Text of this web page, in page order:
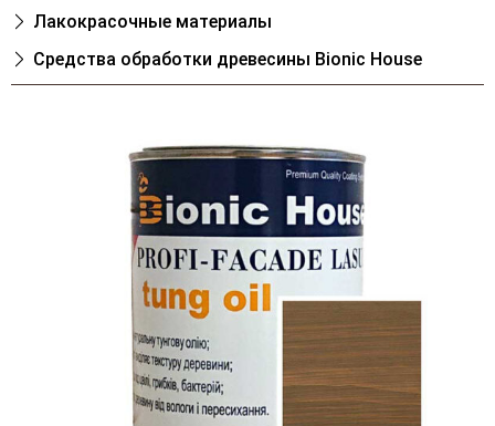
Лакокрасочные материалы
Cредства обработки древесины Bionic House